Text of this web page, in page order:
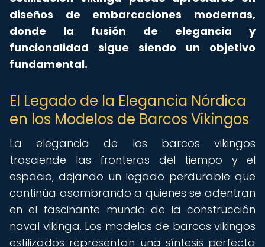
diseños de embarcaciones modernas,
donde la fusión de elegancia y
funcionalidad sigue siendo un objetivo
fundamental.
El Legado de la Elegancia Nórdica
en los Modelos de Barcos Vikingos
La elegancia de los barcos vikingos
trasciende las fronteras del tiempo y el
espacio, dejando un legado perdurable que
continúa asombrando a quienes se adentran
en el fascinante mundo de la construcción
naval vikinga. Los modelos de barcos vikingos
estilizados representan una síntesis perfecta